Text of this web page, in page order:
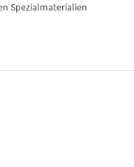
Spezialmaterialien